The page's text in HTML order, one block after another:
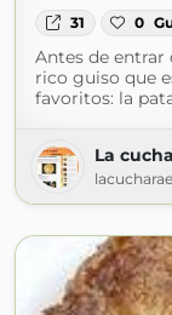
31 0
Antes de entrar
rico guiso que
favoritos: la
La